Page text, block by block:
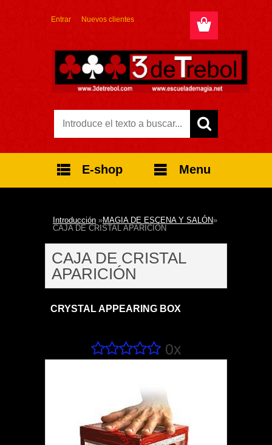
Entrar Nuevos clientes
E-shop Menu
Introducción »MAGIA DE ESCENA Y SALÓN»
CAJA DE CRISTAL APARICIÓN
CAJA DE CRISTAL
APARICIÓN
CRYSTAL APPEARING BOX
0x